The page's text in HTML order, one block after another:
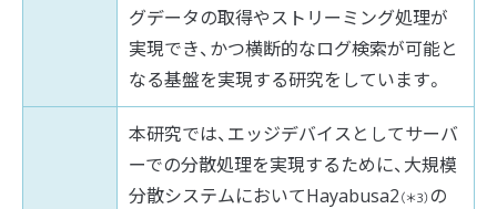
グデータの取得やストリーミング処理が
実現でき、かつ横断的なログ検索が可能と
なる基盤を実現する研究をしています。
本研究では、エッジデバイスとしてサーバ
ーでの分散処理を実現するために、大規模
分散システムにおいてHayabusa2 （＊3） の